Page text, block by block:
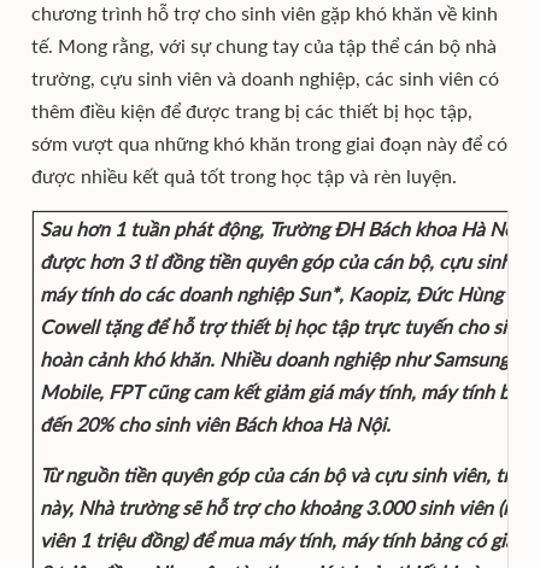
chương trình hỗ trợ cho sinh viên gặp khó khăn về kinh
tế. Mong rằng, với sự chung tay của tập thể cán bộ nhà
trường, cựu sinh viên và doanh nghiệp, các sinh viên có
thêm điều kiện để được trang bị các thiết bị học tập,
sớm vượt qua những khó khăn trong giai đoạn này để có
được nhiều kết quả tốt trong học tập và rèn luyện.
Sau hơn 1 tuần phát động, Trường ĐH Bách khoa Hà Nội
được hơn 3 tỉ đồng tiền quyên góp của cán bộ, cựu sinh
máy tính do các doanh nghiệp Sun*, Kaopiz, Đức Hùng
Cowell tặng để hỗ trợ thiết bị học tập trực tuyến cho sinh
hoàn cảnh khó khăn. Nhiều doanh nghiệp như Samsung,
Mobile, FPT cũng cam kết giảm giá máy tính, máy tính
đến 20% cho sinh viên Bách khoa Hà Nội.
Từ nguồn tiền quyên góp của cán bộ và cựu sinh viên,
này, Nhà trường sẽ hỗ trợ cho khoảng 3.000 sinh viên (mỗi
viên 1 triệu đồng) để mua máy tính, máy tính bảng có giá